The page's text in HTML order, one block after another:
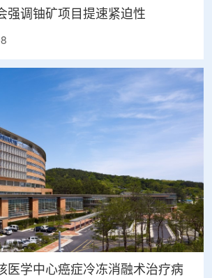
强调铀矿项目提速紧迫性
医学中心癌症冷冻消融术治疗病